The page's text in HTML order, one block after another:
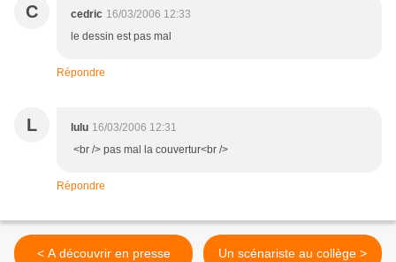
C cedric 16/03/2006 12:33
le dessin est pas mal
Répondre
L lulu 16/03/2006 12:31
<br /> pas mal la couvertur<br />
Répondre
< A découvrir en presse Un scénariste au collège >